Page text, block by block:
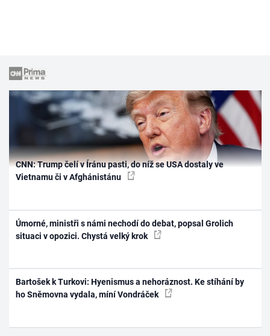
CNN: Trump čelí v Íránu pasti, do níž se USA dostaly ve
Vietnamu či v Afghánistánu
Úmorné, ministři s námi nechodí do debat, popsal Grolich
situaci v opozici. Chystá velký krok
Bartošek k Turkovi: Hyenismus a nehoráznost. Ke stíhání by
ho Sněmovna vydala, míní Vondráček